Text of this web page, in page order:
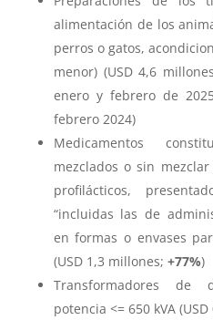
alimentación de los
perros o gatos,
menor) (USD 4,6
enero y febrero de
febrero 2024)
Medicamentos
mezclados o sin
profilácticos,
“incluidas las de
en formas o envases
(USD 1,3 millones; +77%)
Transformadores de
potencia <= 650 kVA